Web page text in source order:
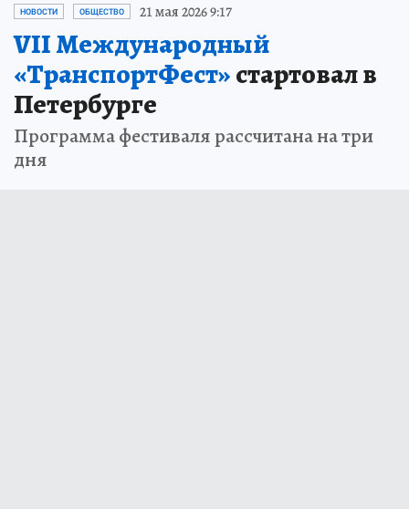
НОВОСТИ ОБЩЕСТВО 21 мая 2026 9:17
VII Международный
«ТранспортФест»стартовал в
Петербурге
Программа фестиваля рассчитана на три
дня